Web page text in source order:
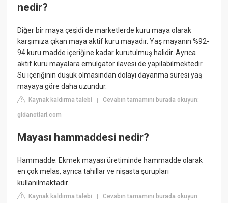
nedir?
Diğer bir maya çeşidi de marketlerde kuru maya olarak
karşımıza çıkan maya aktif kuru mayadır. Yaş mayanın %92-
94 kuru madde içeriğine kadar kurutulmuş halidir. Ayrıca
aktif kuru mayalara emülgatör ilavesi de yapılabilmektedir.
Su içeriğinin düşük olmasından dolayı dayanma süresi yaş
mayaya göre daha uzundur.
Kaynak kaldırma talebi |Cevabın tamamını burada okuyun:
gidanotlari.com
Mayası hammaddesi nedir?
Hammadde: Ekmek mayası üretiminde hammadde olarak
en çok melas, ayrıca tahıllar ve nişasta şurupları
kullanılmaktadır.
Kaynak kaldırma talebi |Cevabın tamamını burada okuyun: